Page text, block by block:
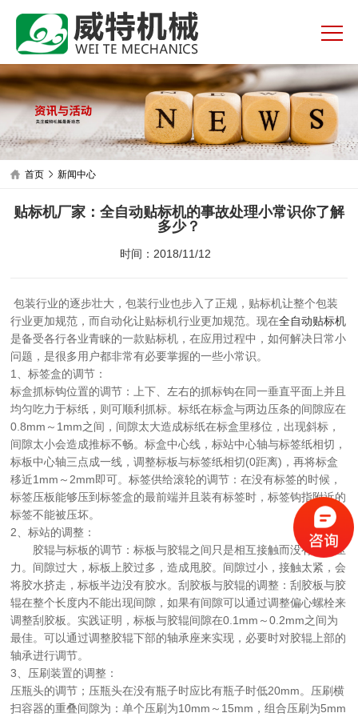
首页 新闻中心
贴标机厂家：全自动贴标机的事故处理小常识你了解
多少？
时间：2018/11/12
包装行业的逐步壮大，包装行业也步入了正规，贴标机让整个包装
行业更加规范，而自动化让贴标机行业更加规范。现在全自动贴标机
是备受各行各业青睐的一款贴标机，在应用过程中，如何解决日常小
问题，是很多用户都非常有必要掌握的一些小常识。
1、标签盒的调节：
标盒抓标钩位置的调节：上下、左右的抓标钩在同一垂直平面上并且
均匀吃力于标纸，则可顺利抓标。标纸在标盒与两边压条的间隙应在
0.8mm～1mm之间，间隙太大造成标纸在标盒里移位，出现斜标，
间隙太小会造成推标不畅。标盒中心线，标站中心轴与标签纸相切，
标板中心轴三点成一线，调整标板与标签纸相切(0距离)，再将标盒
移近1mm～2mm即可。标签供给滚轮的调节：在没有标签的时候，
标签压板能够压到标签盒的最前端并且装有标签时，标签钩指附近的
标签不能被压坏。
2、标站的调整：
胶辊与标板的调节：标板与胶辊之间只是相互接触而没有任何压
力。间隙过大，标板上胶过多，造成甩胶。间隙过小，接触太紧，会
将胶水挤走，标板半边没有胶水。刮胶板与胶辊的调整：刮胶板与胶
辊在整个长度内不能出现间隙，如果有间隙可以通过调整偏心螺栓来
调整刮胶板。实践证明，标板与胶辊间隙在0.1mm～0.2mm之间为
最佳。可以通过调整胶辊下部的轴承座来实现，必要时对胶辊上部的
轴承进行调节。
3、压刷装置的调整：
压瓶头的调节；压瓶头在没有瓶子时应比有瓶子时低20mm。压刷横
扫容器的重叠间隙为：单个压刷为10mm～15mm，组合压刷为5mm